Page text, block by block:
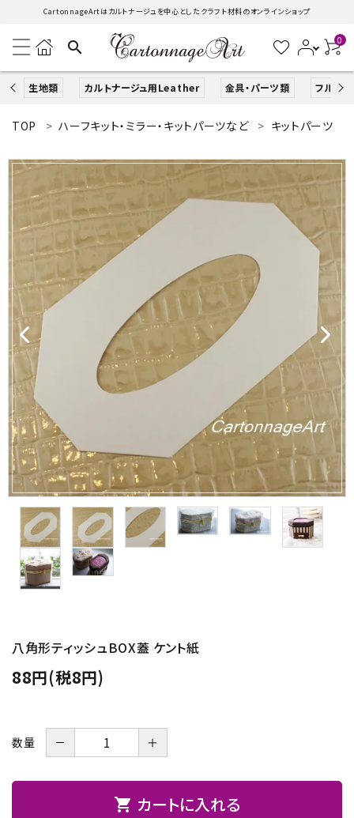
CartonnageArtはカルトナージュを中心としたクラフト材料のオンラインショップ
search 0
生地類 カルトナージュ用Leather 金具・パーツ類 フルキッ
search
ACCOUNT MENU
ようこそ ゲスト 様
ログイン
生地類
カルトナージュLeather用
金具・パーツ類
フルキット
Jolipapier
デコレーション材料
道具類
基本材料
グループ
お問い合わせ
TOP ハーフキット・ミラー・キットパーツなど キットパーツ
八角形ティッシュBOX蓋 ケント紙
88円(税8円)
数量 － ＋
shopping_cart カートに入れる